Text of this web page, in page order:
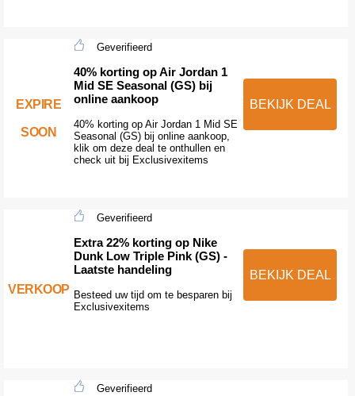
EXPIRE
SOON
Geverifieerd
40% korting op Air Jordan 1
Mid SE Seasonal (GS) bij
online aankoop
40% korting op Air Jordan 1 Mid SE
Seasonal (GS) bij online aankoop,
klik om deze deal te onthullen en
check uit bij Exclusivexitems
BEKIJK DEAL
VERKOOP
Geverifieerd
Extra 22% korting op Nike
Dunk Low Triple Pink (GS) -
Laatste handeling
Besteed uw tijd om te besparen bij
Exclusivexitems
BEKIJK DEAL
Geverifieerd